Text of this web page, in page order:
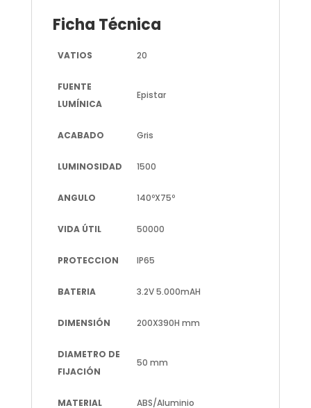
Ficha Técnica
VATIOS 20
FUENTE
LUMÍNICA
Epistar
ACABADO Gris
LUMINOSIDAD 1500
ANGULO 140ºX75º
VIDA ÚTIL 50000
PROTECCION IP65
BATERIA 3.2V 5.000mAH
DIMENSIÓN 200X390H mm
DIAMETRO DE
FIJACIÓN
50 mm
MATERIAL ABS/Aluminio